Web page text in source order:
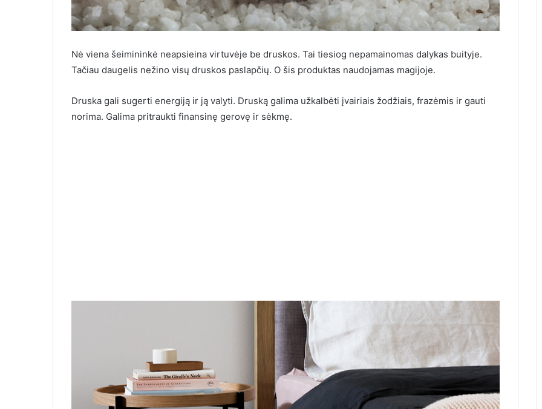
Nė viena šeimininkė neapsieina virtuvėje be druskos. Tai tiesiog nepamainomas dalykas buityje.
Tačiau daugelis nežino visų druskos paslapčių. O šis produktas naudojamas magijoje.
Druska gali sugerti energiją ir ją valyti. Druską galima užkalbėti įvairiais žodžiais, frazėmis ir gauti
norima. Galima pritraukti finansinę gerovę ir sėkmę.